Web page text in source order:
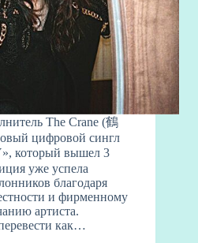
The Crane (鶴
цифровой сингл
который вышел 3
уже успела
благодаря
и фирменному
артиста.
как…